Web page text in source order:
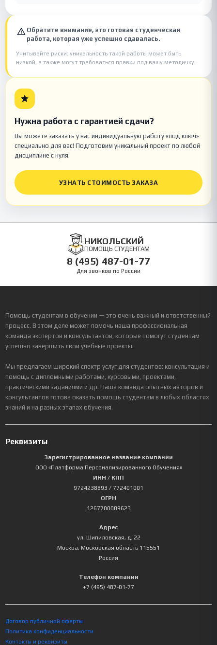
Обратите внимание, это готовая студенческая
работа, которая уже успешно сдавалась.
Учитывайте риски: уникальность такой работы может быть
низкой, а также могут требоваться правки под вашу методичку.
Нужна работа с гарантией сдачи?
Вы можете заказать у нас индивидуальную работу «под ключ»
специально для вас! Подготовим уникальный проект по любой
дисциплине с нуля.
УЗНАТЬ СТОИМОСТЬ ЗАКАЗА
НИКОЛЬСКИЙ
ПОМОЩЬ СТУДЕНТАМ
8 (495) 487-01-77
Для звонков по России
Помощь студентам в обучении — это очень важный и ответственный
процесс. В этом деле может помочь наша профессиональная
команда экспертов и консультантов, которые помогут студентам
успешно завершить свои учебные проекты.
Мы предлагаем широкий спектр услуг для студентов: консультация и
помощь с дипломными работами, курсовыми, проектами,
практическими заданиями и др. Наша команда опытных авторов и
консультантов готова оказать помощь студентам в любых областях
знаний и на разных этапах обучения.
Реквизиты
Зарегистрированное название компании
ООО «Платформа Персонализированного Обучения»
ИНН / КПП
9724238893 / 772401001
ОГРН
1267700089623
Адрес
ул. Шипиловская, д. 22
Москва, Московская область 115551
Россия
Телефон компании
+7 (495) 487-01-77
Договор публичной оферты
Политика конфиденциальности
Контакты и реквизиты